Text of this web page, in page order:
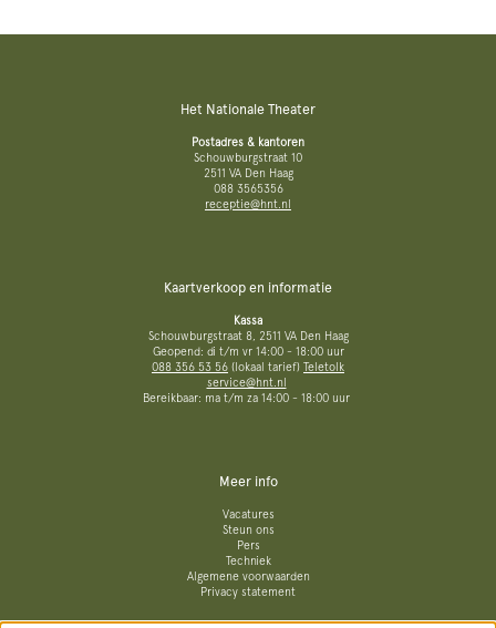
Het Nationale Theater
Postadres & kantoren
Schouwburgstraat 10
2511 VA Den Haag
088 3565356
receptie@hnt.nl
Kaartverkoop en informatie
Kassa
Schouwburgstraat 8, 2511 VA Den Haag
Geopend: di t/m vr 14:00 - 18:00 uur
088 356 53 56 (lokaal tarief) Teletolk
service@hnt.nl
Bereikbaar: ma t/m za 14:00 - 18:00 uur
Meer info
Vacatures
Steun ons
Pers
Techniek
Algemene voorwaarden
Privacy statement